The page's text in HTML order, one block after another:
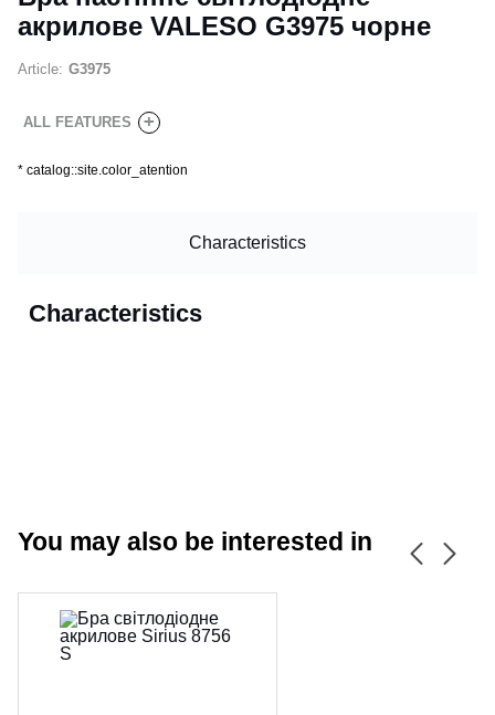
акрилове VALESO G3975 чорне
Article: G3975
ALL FEATURES +
* catalog::site.color_atention
Characteristics
Characteristics
You may also be interested in